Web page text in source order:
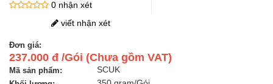
0 nhận xét
viết nhận xét
Đơn giá:
237.000 đ /Gói (Chưa gồm VAT)
Mã sản phẩm: SCUK